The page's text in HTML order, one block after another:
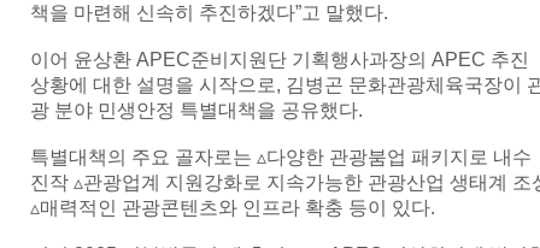
책을 마련해 신속히 추진하겠다”고 말했다.
이어 윤상환 APEC준비지원단 기획행사과장의 APEC 추진
상황에 대한 설명을 시작으로, 김병곤 문화관광체육국장이
광 분야 민생안정 특별대책을 공유했다.
특별대책의 주요 골자로는 ▵다양한 관광붐업 패키지로 내수
진작 ▵관광업계 지원강화로 지속가능한 관광산업 생태계 조
▵매력적인 관광콘텐츠와 인프라 확충 등이 있다.